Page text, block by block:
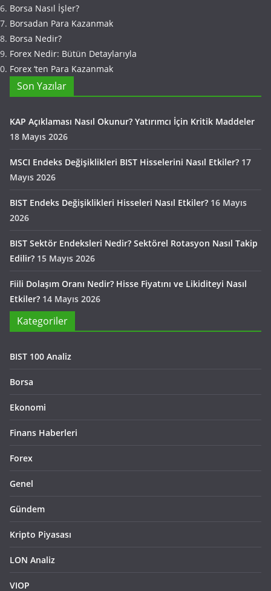
Borsa Nasıl İşler?
Borsadan Para Kazanmak
Borsa Nedir?
Forex Nedir: Bütün Detaylarıyla
Forex ‘ten Para Kazanmak
Son Yazılar
KAP Açıklaması Nasıl Okunur? Yatırımcı İçin Kritik Maddeler
18 Mayıs 2026
MSCI Endeks Değişiklikleri BIST Hisselerini Nasıl Etkiler? 17
Mayıs 2026
BIST Endeks Değişiklikleri Hisseleri Nasıl Etkiler? 16 Mayıs
2026
BIST Sektör Endeksleri Nedir? Sektörel Rotasyon Nasıl Takip
Edilir? 15 Mayıs 2026
Fiili Dolaşım Oranı Nedir? Hisse Fiyatını ve Likiditeyi Nasıl
Etkiler? 14 Mayıs 2026
Kategoriler
BIST 100 Analiz
Borsa
Ekonomi
Finans Haberleri
Forex
Genel
Gündem
Kripto Piyasası
LON Analiz
VIOP